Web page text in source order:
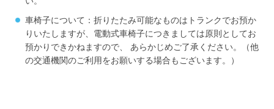
車椅子について：折りたたみ可能なものはトランクでお預か
りいたしますが、電動式車椅子につきましては原則としてお
預かりできかねますので、 あらかじめご了承ください。（他
の交通機関のご利用をお願いする場合もございます。）